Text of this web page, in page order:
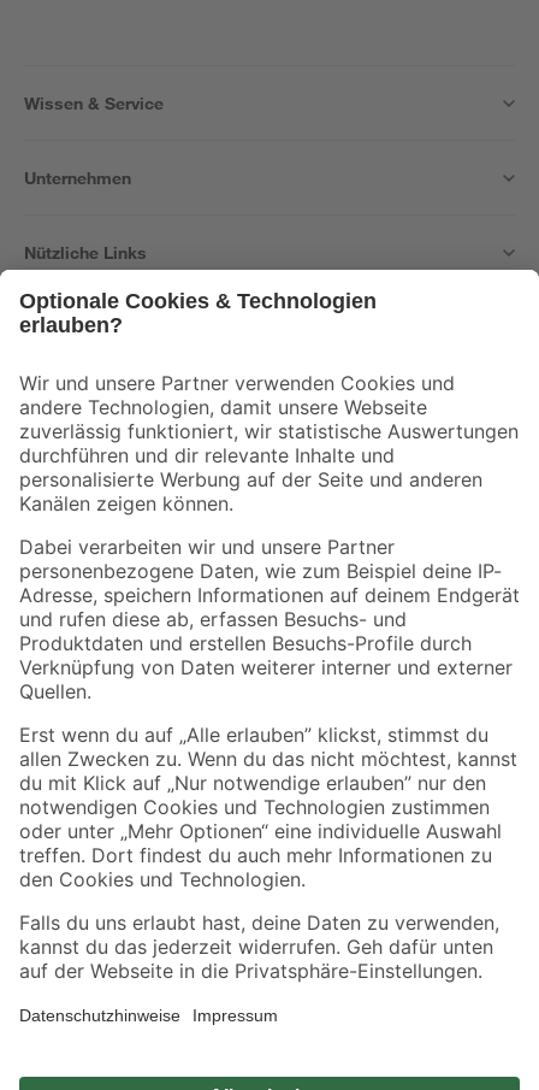
Wissen & Service
Unternehmen
Nützliche Links
Der toom Newsletter: Keine Angebote und Aktionen mehr verpassen!
Zur Newsletter Anmeldung
Folge uns
Zahlungsarten Versandarten
Sicher einkaufen
Jetzt die toom-App herunterladen
Alle Preisangaben in EUR inkl. gesetzl. MwSt.. Die dargestellten Angebote sind unter
Umständen nicht in allen Märkten verfügbar. Die angegebenen Verfügbarkeiten beziehen
Produkte nur solange der Vorrat reicht.
*Paketversand ab 59 € versandkostenfrei, gilt nicht für Artikel mit Speditionsversand, hier